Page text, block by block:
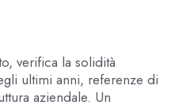
verifica la solidità
ultimi anni, referenze di
aziendale. Un